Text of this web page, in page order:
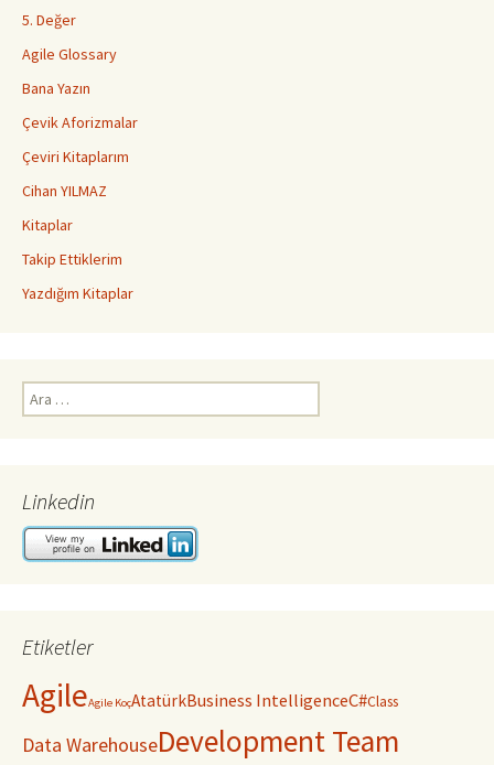
5. Değer
Agile Glossary
Bana Yazın
Çevik Aforizmalar
Çeviri Kitaplarım
Cihan YILMAZ
Kitaplar
Takip Ettiklerim
Yazdığım Kitaplar
Arama:
Linkedin
Etiketler
AgileAgile KoçAtatürkBusiness IntelligenceC#Class
Data WarehouseDevelopment Team